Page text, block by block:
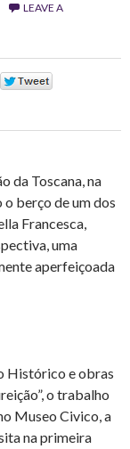
LEAVE A
da Toscana, na
berço de um dos
Francesca,
uma
aperfeiçoada
Histórico e obras
o trabalho
Museo Civico, a
na primeira